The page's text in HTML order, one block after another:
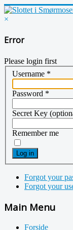
×
Error
Please login first
Username *
Password *
Secret Key
Remember me
Log in
Forgot your
Forgot your
Main Menu
Forside